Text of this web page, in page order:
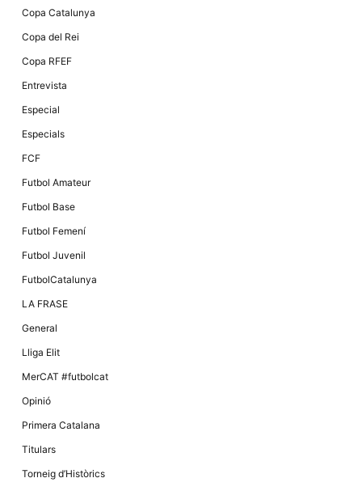
Copa Catalunya
Copa del Rei
Copa RFEF
Entrevista
Especial
Especials
FCF
Futbol Amateur
Futbol Base
Futbol Femení
Futbol Juvenil
FutbolCatalunya
LA FRASE
General
Lliga Elit
MerCAT #futbolcat
Opinió
Primera Catalana
Titulars
Torneig d’Històrics